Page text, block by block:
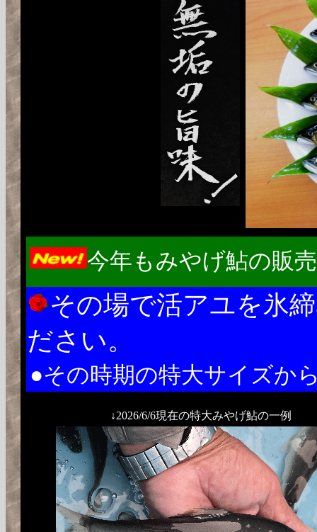
今年もみやげ鮎の販
その場で活アユを氷
ださい。
●その時期の特大サイズか
↓2026/6/6現在の特大みやげ鮎の一例